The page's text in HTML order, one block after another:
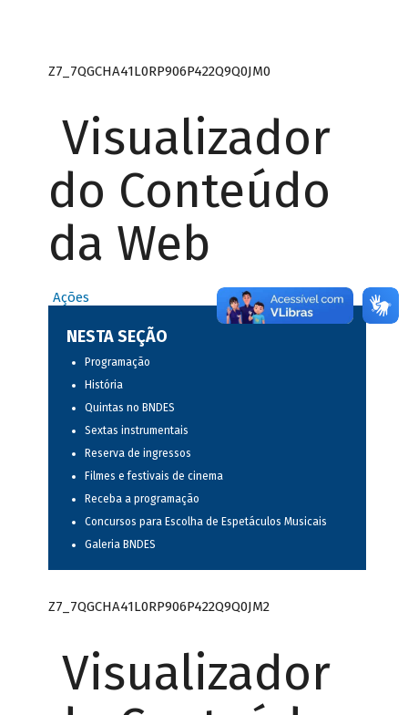
Z7_7QGCHA41L0RP906P422Q9Q0JM0
Visualizador
do Conteúdo
da Web
Ações
NESTA SEÇÃO
Programação
História
Quintas no BNDES
Sextas instrumentais
Reserva de ingressos
Filmes e festivais de cinema
Receba a programação
Concursos para Escolha de Espetáculos Musicais
Galeria BNDES
Z7_7QGCHA41L0RP906P422Q9Q0JM2
Visualizador